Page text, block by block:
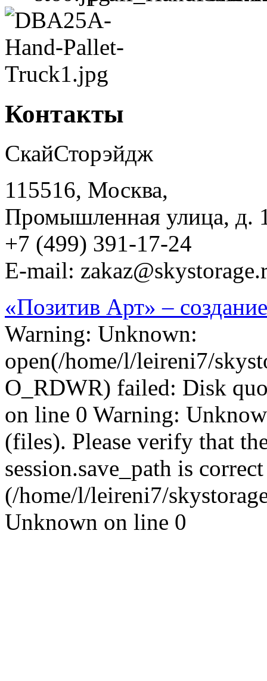
Контакты
СкайСторэйдж
115516, Москва,
Промышленная улица, д.
+7 (499) 391-17-24
E-mail:
«Позитив Арт» –
Warning: Unknown:
open(/home/l/leireni7/
O_RDWR) failed: Disk
on line 0 Warning:
(files). Please verify that
session.save_path is correct
(/home/l/leireni7/
Unknown on line 0